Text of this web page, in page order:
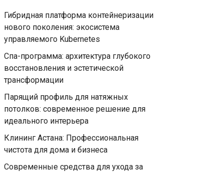
Гибридная платформа контейнеризации
нового поколения: экосистема
управляемого Kubernetes
Спа-программа: архитектура глубокого
восстановления и эстетической
трансформации
Парящий профиль для натяжных
потолков: современное решение для
идеального интерьера
Клининг Астана: Профессиональная
чистота для дома и бизнеса
Современные средства для ухода за